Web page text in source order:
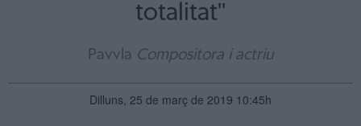
totalitat''
Pavvla Compositora i actriu
Dilluns, 25 de març de 2019 10:45h